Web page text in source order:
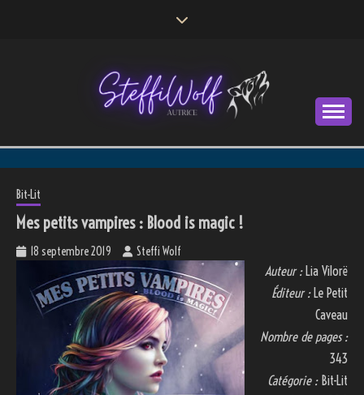
STEFFI WOLF
Bit-Lit
Mes petits vampires : Blood is magic !
18 septembre 2019 Steffi Wolf
Auteur : Lia Vilorë
Éditeur : Le Petit
Caveau
Nombre de pages :
343
Catégorie : Bit-Lit